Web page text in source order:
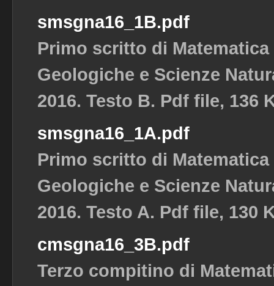
smsgna16_1B.pdf
Primo scritto di Matematica
Geologiche e Scienze
2016. Testo B. Pdf file, 136
smsgna16_1A.pdf
Primo scritto di Matematica
Geologiche e Scienze
2016. Testo A. Pdf file, 130
cmsgna16_3B.pdf
Terzo compitino di